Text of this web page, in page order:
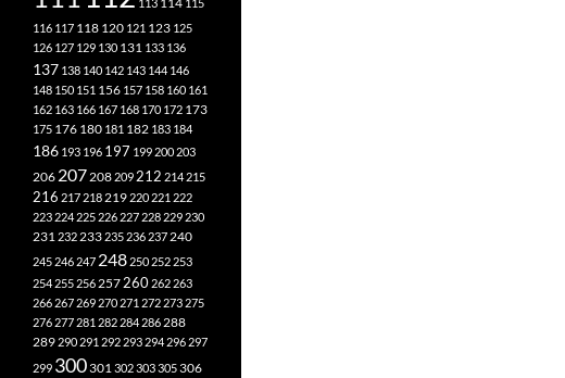
116 117 118 120 121 123 125
126 127 129 130 131 133 136
137 138 140 142 143 144 146
148 150 151 156 157 158 160 161
162 163 166 167 168 170 172 173
175 176 180 181 182 183 184
186 193 196 197 199 200 203
206 207 208 209 212 214 215
216 217 218219 220 221 222
223 224 225 226 227 228 229 230
231 232 233 235 236 237240
245 246 247248 250 252 253
254 255 256257 260 262 263
266 267 269 270 271 272 273 275
276 277 281 282 284 286 288
289 290 291 292 293 294 296 297
299 300301302303305306